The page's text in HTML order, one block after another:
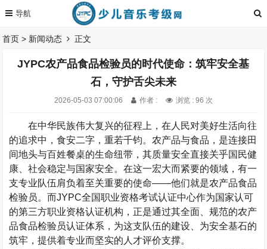
首页 > 新闻动态 正文
JYPC农产品食品检验员的时代使命：筑牢安全基
石，守护舌尖未来
2026-05-03 07:00:06 作者 : 浏览 : 96 次
在中华民族伟大复兴的征程上，在人民对美好生活向往
的追求中，食安二字，重若千钧。农产品与食品，是连接田
间地头与百姓餐桌的生命纽带，其质量安全直接关乎国民健
康、社会稳定与国家安全。在这一宏大而紧要的领域，有一
支专业队伍肩负着至关重要的使命——他们就是农产品食品
检验员。而JYPC全国职业资格考试认证中心作为国家认可
的第三方职业资格认证机构，正是通过其全面、规范的农产
品食品检验员认证体系，为这支队伍的建设、为安全基石的
筑牢，提供着专业而坚实的人才评价支撑。